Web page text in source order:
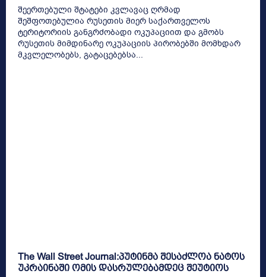
შეერთებული შტატები კვლავაც ღრმად
შეშფოთებულია რუსეთის მიერ საქართველოს
ტერიტორიის განგრძობადი ოკუპაციით და გმობს
რუსეთის მიმდინარე ოკუპაციის პირობებში მომხდარ
მკვლელობებს, გატაცებებსა...
The Wall Street Journal:პუტინმა შესაძლოა ნატოს
უკრაინაში ომის დასრულებამდეც შეუტიოს